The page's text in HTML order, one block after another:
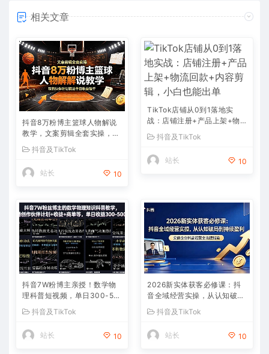
相关文章
抖音8万粉博主篮球人物解说
教学，文案剪辑全套实操，玩
转伙伴计划精选单日收益破千
抖音及TikTok
站长 10
TikTok店铺从0到1落地实
战：店铺注册+产品上架+物
流回款+内容剪辑，小白也能
出单
抖音及TikTok
站长 10
抖音7W粉博主亲授！数学物
理科普短视频，单日300-50
现
抖音及TikTok
站长 10
2026新实体获客必修课：抖
音全域经营实操，从认知破局
抖音及TikTok
站长 10